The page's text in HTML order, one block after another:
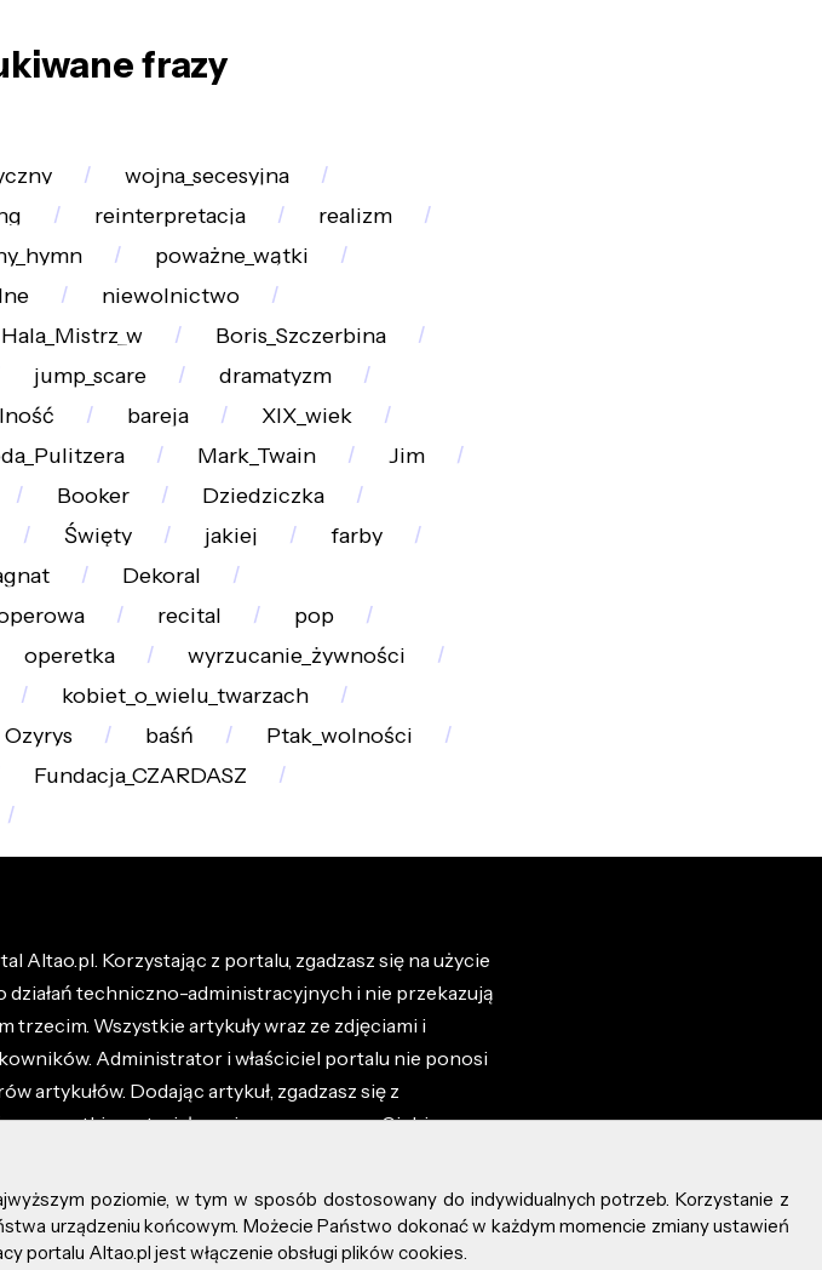
frazy
wojna_secesyjna
reinterpretacja
realizm
poważne_wątki
niewolnictwo
Hala_Mistrz_w
Boris_Szczerbina
jump_scare
dramatyzm
bareja
XIX_wiek
Mark_Twain
Jim
Booker
Dziedziczka
Święty jakiej
farby
Dekoral
recital
pop
operetka
wyrzucanie_żywności
kobiet_o_wielu_twarzach
Ozyrys baśń
Ptak_wolności
Fundacja_CZARDASZ
Korzystając z portalu, zgadzasz się na użycie
techniczno-administracyjnych i nie przekazują
Wszystkie artykuły wraz ze zdjęciami i
Administrator i właściciel portalu nie ponosi
artykułów. Dodając artykuł, zgadzasz się z
wszystkie materiały umieszczone przez Ciebie na
poziomie, w tym w sposób dostosowany do indywidualnych potrzeb. Korzystanie z
urządzeniu końcowym. Możecie Państwo dokonać w każdym momencie zmiany ustawień
portalu Altao.pl jest włączenie obsługi plików cookies.